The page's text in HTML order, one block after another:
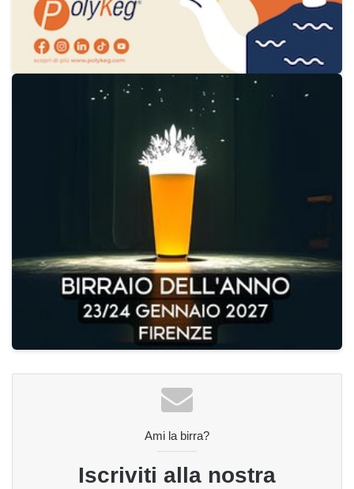
Ami la birra?
Iscriviti alla nostra